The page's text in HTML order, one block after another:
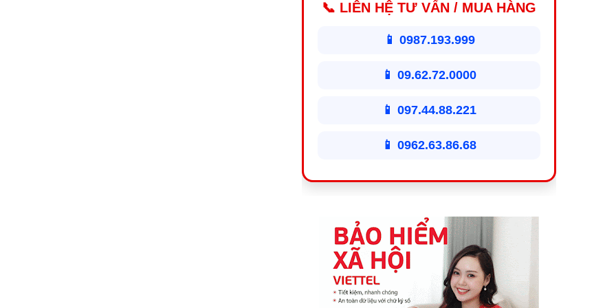
📞 LIÊN HỆ TƯ VẤN / MUA HÀNG
📱 0987.193.999
📱 09.62.72.0000
📱 097.44.88.221
📱 0962.63.86.68